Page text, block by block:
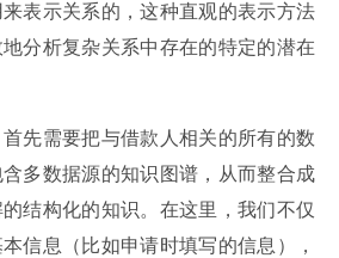
表示关系的，这种直观的表示方法
分析复杂关系中存在的特定的潜在
先需要把与借款人相关的所有的数
多数据源的知识图谱，从而整合成
结构化的知识。在这里，我们不仅
信息（比如申请时填写的信息），